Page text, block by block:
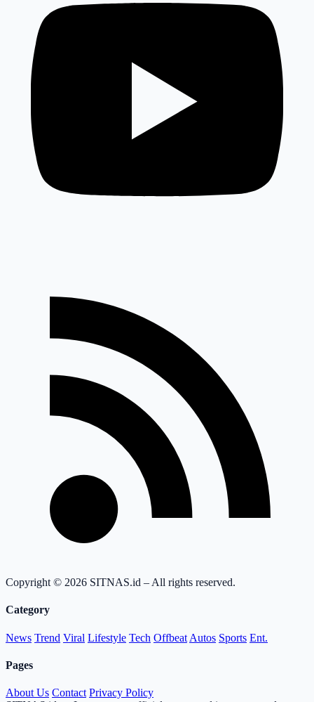
Copyright © 2026 SITNAS.id – All rights reserved.
Category
News Trend Viral Lifestyle Tech Offbeat Autos Sports Ent.
Pages
About Us Contact Privacy Policy